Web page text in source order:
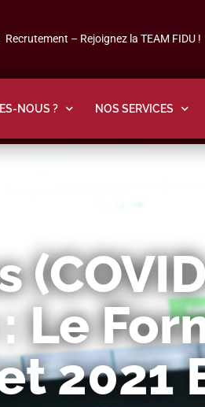
Recrutement – Rejoignez la TEAM FIDU !
NOUS ? NOS SERVICES
Le
2021